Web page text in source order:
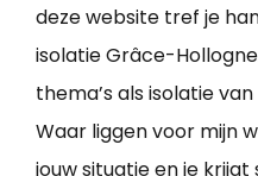
deze website tref je
isolatie Grâce-
thema’s als isolatie
Waar liggen voor mijn
jouw situatie en je